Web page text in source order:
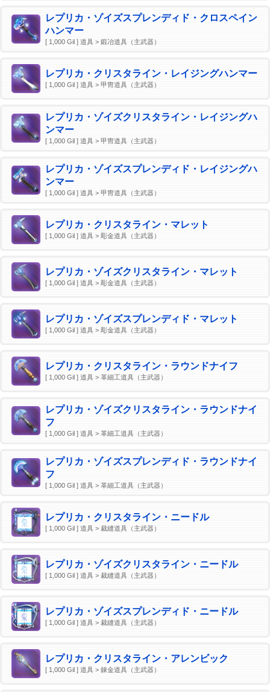
レプリカ・ゾイズスプレンディド・クロスペイン
ハンマー
[ 1,000 Gil ] 道具 > 鍛冶道具（主武器）
レプリカ・クリスタライン・レイジングハンマー
[ 1,000 Gil ] 道具 > 甲冑道具（主武器）
レプリカ・ゾイズクリスタライン・レイジングハ
ンマー
[ 1,000 Gil ] 道具 > 甲冑道具（主武器）
レプリカ・ゾイズスプレンディド・レイジングハ
ンマー
[ 1,000 Gil ] 道具 > 甲冑道具（主武器）
レプリカ・クリスタライン・マレット
[ 1,000 Gil ] 道具 > 彫金道具（主武器）
レプリカ・ゾイズクリスタライン・マレット
[ 1,000 Gil ] 道具 > 彫金道具（主武器）
レプリカ・ゾイズスプレンディド・マレット
[ 1,000 Gil ] 道具 > 彫金道具（主武器）
レプリカ・クリスタライン・ラウンドナイフ
[ 1,000 Gil ] 道具 > 革細工道具（主武器）
レプリカ・ゾイズクリスタライン・ラウンドナイ
フ
[ 1,000 Gil ] 道具 > 革細工道具（主武器）
レプリカ・ゾイズスプレンディド・ラウンドナイ
フ
[ 1,000 Gil ] 道具 > 革細工道具（主武器）
レプリカ・クリスタライン・ニードル
[ 1,000 Gil ] 道具 > 裁縫道具（主武器）
レプリカ・ゾイズクリスタライン・ニードル
[ 1,000 Gil ] 道具 > 裁縫道具（主武器）
レプリカ・ゾイズスプレンディド・ニードル
[ 1,000 Gil ] 道具 > 裁縫道具（主武器）
レプリカ・クリスタライン・アレンビック
[ 1,000 Gil ] 道具 > 錬金道具（主武器）